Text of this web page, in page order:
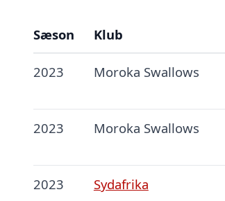
Sæson Klub
2023 Moroka Swallows
2023 Moroka Swallows
2023 Sydafrika